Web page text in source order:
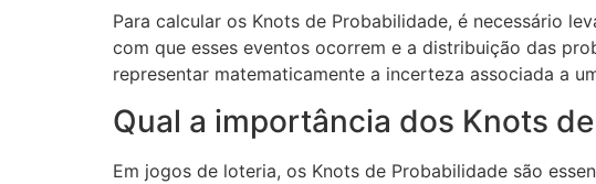
Para calcular os Knots de Probabilidade, é necessário
com que esses eventos ocorrem e a distribuição das
representar matematicamente a incerteza associada a
Qual a importância dos Knots
Em jogos de loteria, os Knots de Probabilidade são